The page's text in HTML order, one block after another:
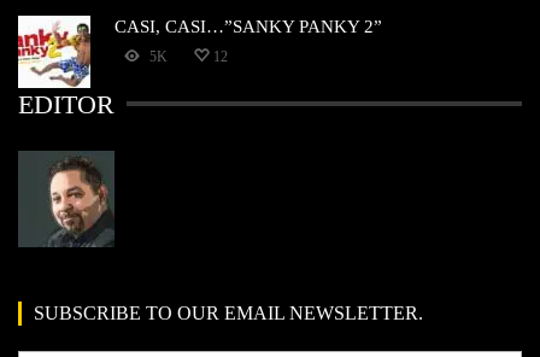
CASI, CASI…”SANKY PANKY 2”
5K 12
EDITOR
SUBSCRIBE TO OUR EMAIL NEWSLETTER.